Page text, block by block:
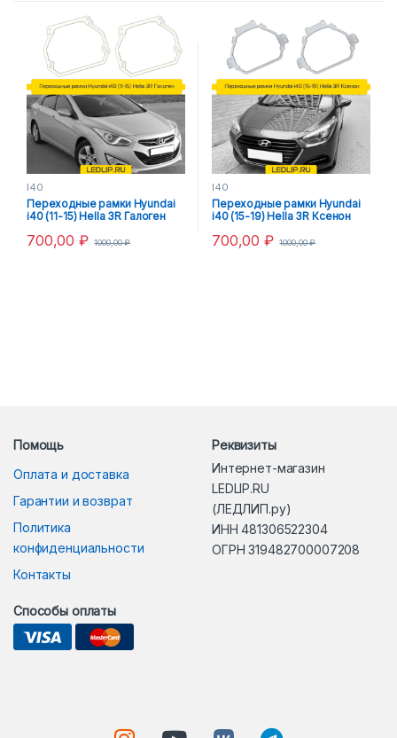
I40
Переходные рамки Hyundai
i40 (11-15) Hella 3R Галоген
700,00₽ 1000,00₽
I40
Переходные рамки Hyundai
i40 (15-19) Hella 3R Ксенон
700,00₽ 1000,00₽
Помощь
Оплата и доставка
Гарантии и возврат
Политика
конфиденциальности
Контакты
Реквизиты
Интернет-магазин
LEDLIP.RU
(ЛЕДЛИП.ру)
ИНН 481306522304
ОГРН 319482700007208
Способы оплаты